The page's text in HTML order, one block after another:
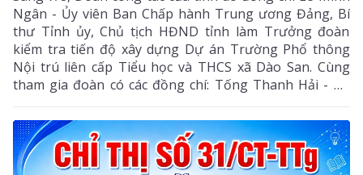
Ngân - Ủy viên Ban Chấp hành Trung ương Đảng, Bí
thư Tỉnh ủy, Chủ tịch HĐND tỉnh làm Trưởng đoàn
kiểm tra tiến độ xây dựng Dự án Trường Phổ thông
Nội trú liên cấp Tiểu học và THCS xã Dào San. Cùng
tham gia đoàn có các đồng chí: Tống Thanh Hải - Uỷ
viên Ban Thường vụ Tỉnh ủy, Phó Chủ tịch Thường
trực UBND tỉnh; Lê Đức Dục - Ủy viên Ban Thường vụ,
Trưởng Ban Tuyên giáo và Dân vận Tỉnh ủy; lãnh đạo
một số sở, ngành liên quan và xã Dào San.